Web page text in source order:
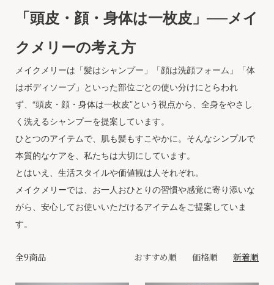
「頭皮・顔・身体は一枚皮」──メイ
クメリーの考え方
メイクメリーは「髪はシャンプー」「顔は洗顔フォーム」「体
はボディソープ」といった部位ごとの使い分けにとらわれ
ず、“頭皮・顔・身体は一枚皮”という視点から、全身をやさし
く洗えるシャンプーを提案しています。
ひとつのアイテムで、肌も髪もすこやかに。そんなシンプルで
本質的なケアを、私たちは大切にしています。
とはいえ、生活スタイルや価値観は人それぞれ。
メイクメリーでは、お一人おひとりの習慣や感覚に寄り添いな
がら、安心してお使いいただけるアイテムをご提案していま
す。
全9商品 おすすめ順 価格順 新着順